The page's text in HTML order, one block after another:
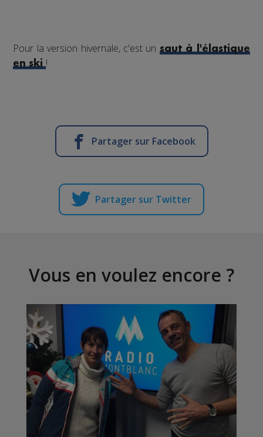
Pour la version hivernale, c'est un saut à l'élastique
en ski !
Partager sur Facebook
Partager sur Twitter
Vous en voulez encore ?